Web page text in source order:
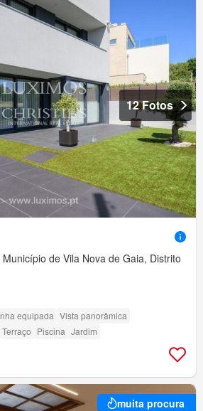
12 Fotos
de Vila Nova de Gaia, Distrito
equipada Vista panorâmica
Terraço Piscina Jardim
muita procura